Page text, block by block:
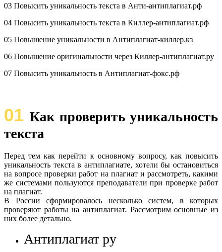
03 Повысить уникальность текста в Анти-антиплагиат.рф
04 Повысить уникальность текста в Киллер-антиплагиат.рф
05 Повышение уникальности в Антиплагиат-киллер.кз
06 Повышение оригинальности через Киллер-антиплагиат.ру
07 Повысить уникальность в Антиплагиат-фокс.рф
01Как проверить уникальность
текста
Перед тем как перейти к основному вопросу, как повысить
уникальность текста в антиплагиате, хотели бы остановиться
на вопросе проверки работ на плагиат и рассмотреть, какими
же системами пользуются преподаватели при проверке работ
на плагиат.
В России сформировалось несколько систем, в которых
проверяют работы на антиплагиат. Рассмотрим основные из
них более детально.
Антиплагиат ру